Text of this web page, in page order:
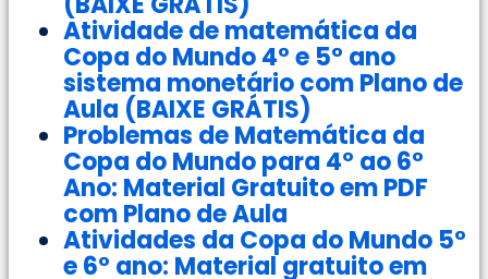
Atividade de matemática da
Copa do Mundo 4° e 5° ano
sistema monetário com Plano de
Aula (BAIXE GRÁTIS)
Problemas de Matemática da
Copa do Mundo para 4° ao 6°
Ano: Material Gratuito em PDF
com Plano de Aula
Atividades da Copa do Mundo 5°
e 6° ano: Material gratuito em